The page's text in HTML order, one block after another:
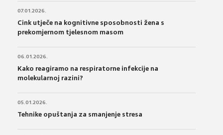
07.01.2026.
Cink utječe na kognitivne sposobnosti žena s
prekomjernom tjelesnom masom
06.01.2026.
Kako reagiramo na respiratorne infekcije na
molekularnoj razini?
05.01.2026.
Tehnike opuštanja za smanjenje stresa